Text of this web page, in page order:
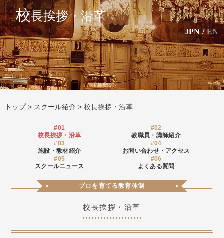
校長挨拶・沿革
JPN / EN
トップ> スクール紹介 > 校長挨拶・沿革
#01
校長挨拶・沿革
#02
教職員・講師紹介
#03
施設・教材紹介
#04
お問い合わせ・アクセス
#05
スクールニュース
#06
よくある質問
プロを育てる教育体制
校長挨拶・沿革